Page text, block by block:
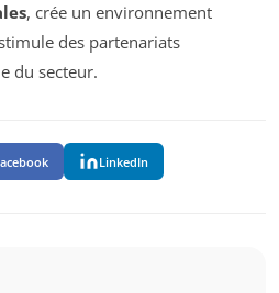
, crée un environnement
des partenariats
du secteur.
LinkedIn